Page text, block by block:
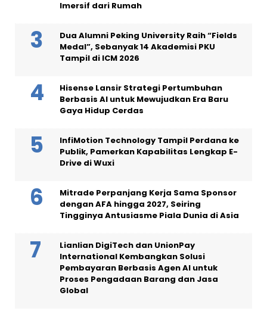
Imersif dari Rumah
Dua Alumni Peking University Raih “Fields
Medal”, Sebanyak 14 Akademisi PKU
Tampil di ICM 2026
Hisense Lansir Strategi Pertumbuhan
Berbasis AI untuk Mewujudkan Era Baru
Gaya Hidup Cerdas
InfiMotion Technology Tampil Perdana ke
Publik, Pamerkan Kapabilitas Lengkap E-
Drive di Wuxi
Mitrade Perpanjang Kerja Sama Sponsor
dengan AFA hingga 2027, Seiring
Tingginya Antusiasme Piala Dunia di Asia
Lianlian DigiTech dan UnionPay
International Kembangkan Solusi
Pembayaran Berbasis Agen AI untuk
Proses Pengadaan Barang dan Jasa
Global